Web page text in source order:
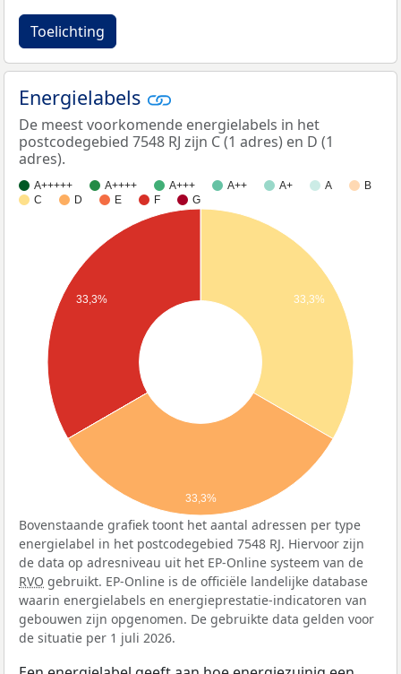
Toelichting
Energielabels
De meest voorkomende energielabels in het
postcodegebied 7548 RJ zijn C (1 adres) en D (1
adres).
A+++++ A++++ A+++ A++ A+ A
B
C
D E F G
33,3%
33,3%
33,3%
Bovenstaande grafiek toont het aantal adressen per type
energielabel in het postcodegebied 7548 RJ. Hiervoor zijn
de data op adresniveau uit het EP-Online systeem van de
RVO gebruikt. EP-Online is de officiële landelijke database
waarin energielabels en energieprestatie-indicatoren van
gebouwen zijn opgenomen. De gebruikte data gelden voor
de situatie per 1 juli 2026.